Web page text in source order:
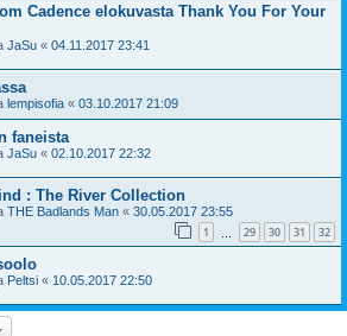
Cadence elokuvasta Thank You For Your
JaSu « 04.11.2017 23:41
lempisofia « 03.10.2017 21:09
faneista
JaSu « 02.10.2017 22:32
: The River Collection
THE Badlands Man « 30.05.2017 23:55
1 29 30 31 32
Peltsi « 10.05.2017 22:50